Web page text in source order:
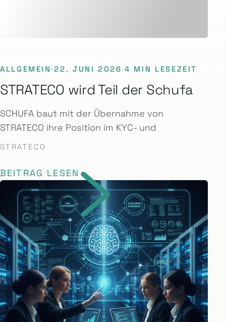
ALLGEMEIN ·22. JUNI 2026·4 MIN LESEZEIT
STRATECO wird Teil der Schufa
SCHUFA baut mit der Übernahme von
STRATECO ihre Position im KYC- und
STRATECO
BEITRAG LESEN